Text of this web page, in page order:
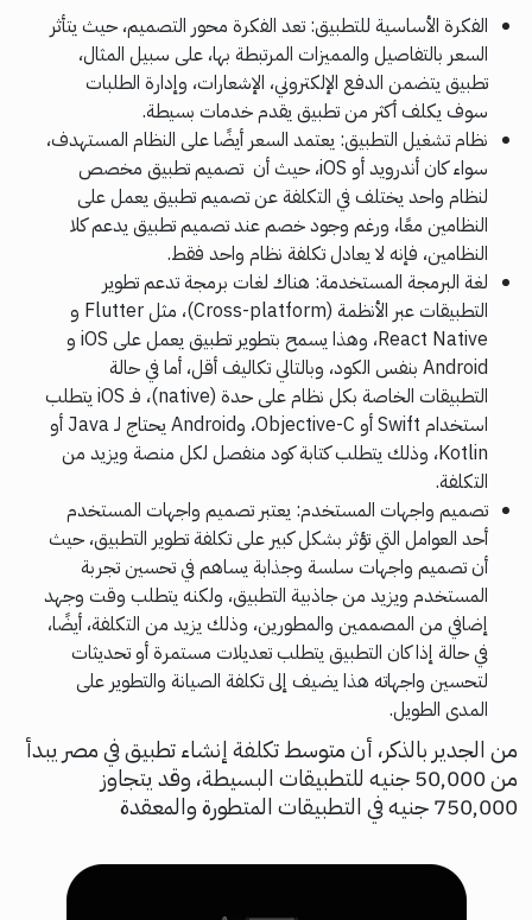
الفكرة الأساسية للتطبيق: تعد الفكرة محور التصميم، حيث يتأثر
السعر بالتفاصيل والمميزات المرتبطة بها، على سبيل المثال،
تطبيق يتضمن الدفع الإلكتروني، الإشعارات، وإدارة الطلبات
سوف يكلف أكثر من تطبيق يقدم خدمات بسيطة.
نظام تشغيل التطبيق: يعتمد السعر أيضًا على النظام المستهدف،
سواء كان أندرويد أو iOS، حيث أن تصميم تطبيق مخصص
لنظام واحد يختلف في التكلفة عن تصميم تطبيق يعمل على
النظامين معًا، ورغم وجود خصم عند تصميم تطبيق يدعم كلا
النظامين، فإنه لا يعادل تكلفة نظام واحد فقط.
لغة البرمجة المستخدمة: هناك لغات برمجة تدعم تطوير
التطبيقات عبر الأنظمة (Cross-platform)، مثل Flutter و
React Native، وهذا يسمح بتطوير تطبيق يعمل على iOS و
Android بنفس الكود، وبالتالي تكاليف أقل، أما في حالة
التطبيقات الخاصة بكل نظام على حدة (native)، فـ iOS يتطلب
استخدام Swift أو Objective-C، وAndroid يحتاج لـ Java أو
Kotlin، وذلك يتطلب كتابة كود منفصل لكل منصة ويزيد من
التكلفة.
تصميم واجهات المستخدم: يعتبر تصميم واجهات المستخدم
أحد العوامل التي تؤثر بشكل كبير على تكلفة تطوير التطبيق، حيث
أن تصميم واجهات سلسة وجذابة يساهم في تحسين تجربة
المستخدم ويزيد من جاذبية التطبيق، ولكنه يتطلب وقت وجهد
إضافي من المصممين والمطورين، وذلك يزيد من التكلفة، أيضًا،
في حالة إذا كان التطبيق يتطلب تعديلات مستمرة أو تحديثات
لتحسين واجهاته هذا يضيف إلى تكلفة الصيانة والتطوير على
المدى الطويل.
من الجدير بالذكر، أن متوسط تكلفة إنشاء تطبيق في مصر يبدأ
من 50,000 جنيه للتطبيقات البسيطة، وقد يتجاوز
750,000 جنيه في التطبيقات المتطورة والمعقدة